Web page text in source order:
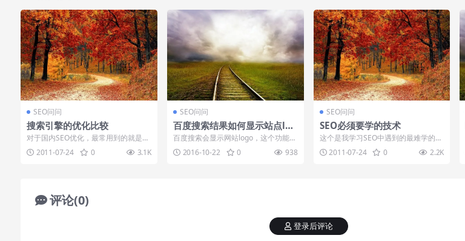
SEO问问
搜索引擎的优化比较
对于国内SEO优化，最常用到的就是百
度搜索和谷歌搜索引擎了，随着谷歌退
出中国，国...
2011-07-24 0 3.1K
SEO问问
百度搜索结果如何显示站点log
o
百度搜索会显示网站logo，这个功能很
早之前就有了，之前显示的站点logo是
百度...2016-10-22 0 938
SEO问问
SEO必须要学的技术
这个是我学习SEO中遇到的最难学的一
些技术活了，但是没办法，还是要掌
握。因为SE...
2011-07-24 0 2.2K
评论(0)
登录后评论